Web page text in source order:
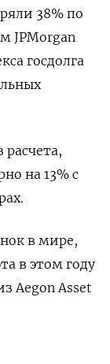
38% по
JPMorgan
госдолга
на 13% с
в мире,
в этом году
Aegon Asset